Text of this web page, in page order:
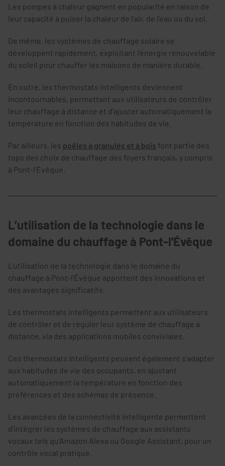
Les pompes à chaleur gagnent en popularité en raison de
leur capacité à puiser la chaleur de l'air, de l'eau ou du sol.
De même, les systèmes de chauffage solaire se
développent rapidement, exploitant l'énergie renouvelable
du soleil pour chauffer les maisons de manière durable.
En outre, les thermostats intelligents deviennent
incontournables, permettant aux utilisateurs de contrôler
leur chauffage à distance et d'ajuster automatiquement la
température en fonction des habitudes de vie.
Par ailleurs, les poêles à granulés et à bois font partie des
tops des choix de chauffage des foyers français, y compris
à Pont-l'Évêque.
L’utilisation de la technologie dans le
domaine du chauffage à Pont-l'Évêque
L'utilisation de la technologie dans le domaine du
chauffage à Pont-l'Évêque apportent des innovations et
des avantages significatifs.
Les thermostats intelligents permettent aux utilisateurs
de contrôler et de réguler leur système de chauffage à
distance, via des applications mobiles conviviales.
Ces thermostats intelligents peuvent également s'adapter
aux habitudes de vie des occupants, en ajustant
automatiquement la température en fonction des
préférences et des schémas de présence.
Les avancées de la connectivité intelligente permettent
d'intégrer les systèmes de chauffage aux assistants
vocaux tels qu'Amazon Alexa ou Google Assistant, pour un
contrôle vocal pratique.